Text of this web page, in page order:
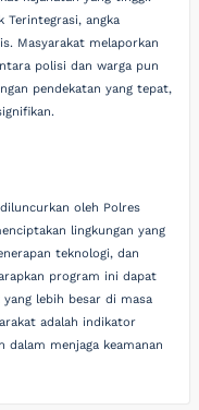
Terintegrasi, angka
Masyarakat melaporkan
polisi dan warga pun
pendekatan yang tepat,
oleh Polres
lingkungan yang
teknologi, dan
program ini dapat
lebih besar di masa
adalah indikator
dalam menjaga keamanan